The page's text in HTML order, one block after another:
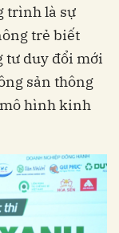
trình là sự
trẻ biết
tư duy đổi mới
sản thông
mô hình kinh